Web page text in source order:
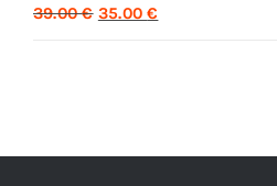
39.00€ Le
35.00€